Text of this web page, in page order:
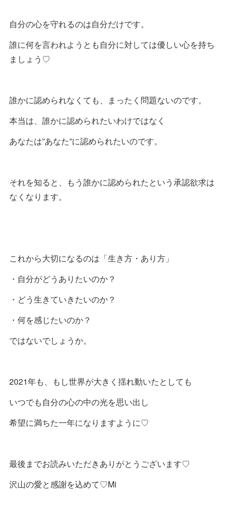
自分の心を守れるのは自分だけです。
誰に何を言われようとも自分に対しては優しい心を持ち
ましょう♡
誰かに認められなくても、まったく問題ないのです。
本当は、誰かに認められたいわけではなく
あなたは”あなた”に認められたいのです。
それを知ると、もう誰かに認められたという承認欲求は
なくなります。
これから大切になるのは「生き方・あり方」
・自分がどうありたいのか？
・どう生きていきたいのか？
・何を感じたいのか？
ではないでしょうか。
2021年も、もし世界が大きく揺れ動いたとしても
いつでも自分の心の中の光を思い出し
希望に満ちた一年になりますように♡
最後までお読みいただきありがとうございます♡
沢山の愛と感謝を込めて♡Mi